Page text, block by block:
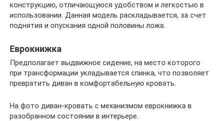
конструкцию, отличающуюся удобством и легкостью в
использовании. Данная модель раскладывается, за счет
поднятия и опускания одной половины ложа.
Еврокнижка
Предполагает выдвижное сидение, на место которого
при трансформации укладывается спинка, что позволяет
превратить диван в комфортабельную кровать.
На фото диван-кровать с механизмом еврокнижка в
разобранном состоянии в интерьере.